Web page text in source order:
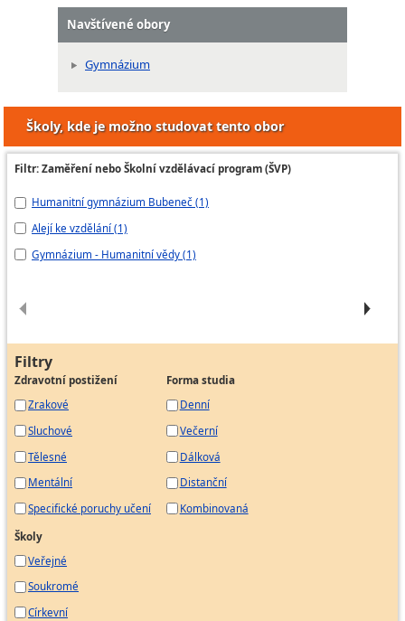
Navštívené obory
Gymnázium
Školy, kde je možno studovat tento obor
Filtr: Zaměření nebo Školní vzdělávací program (ŠVP)
Humanitní gymnázium Bubeneč (1)
Alejí ke vzdělání (1)
Gymnázium - Humanitní vědy (1)
Filtry
Zdravotní postižení
Zrakové
Sluchové
Tělesné
Mentální
Specifické poruchy učení
Forma studia
Denní
Večerní
Dálková
Distanční
Kombinovaná
Školy
Veřejné
Soukromé
Církevní